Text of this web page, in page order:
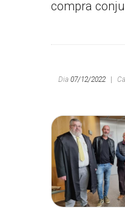
compra
Dia 07/12/2022